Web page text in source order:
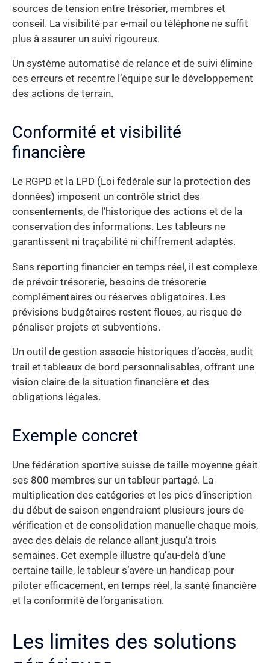
sources de tension entre trésorier, membres et
conseil. La visibilité par e-mail ou téléphone ne suffit
plus à assurer un suivi rigoureux.
Un système automatisé de relance et de suivi élimine
ces erreurs et recentre l’équipe sur le développement
des actions de terrain.
Conformité et visibilité
financière
Le RGPD et la LPD (Loi fédérale sur la protection des
données) imposent un contrôle strict des
consentements, de l’historique des actions et de la
conservation des informations. Les tableurs ne
garantissent ni traçabilité ni chiffrement adaptés.
Sans reporting financier en temps réel, il est complexe
de prévoir trésorerie, besoins de trésorerie
complémentaires ou réserves obligatoires. Les
prévisions budgétaires restent floues, au risque de
pénaliser projets et subventions.
Un outil de gestion associe historiques d’accès, audit
trail et tableaux de bord personnalisables, offrant une
vision claire de la situation financière et des
obligations légales.
Exemple concret
Une fédération sportive suisse de taille moyenne géait
ses 800 membres sur un tableur partagé. La
multiplication des catégories et les pics d’inscription
du début de saison engendraient plusieurs jours de
vérification et de consolidation manuelle chaque mois,
avec des délais de relance allant jusqu’à trois
semaines. Cet exemple illustre qu’au-delà d’une
certaine taille, le tableur s’avère un handicap pour
piloter efficacement, en temps réel, la santé financière
et la conformité de l’organisation.
Les limites des solutions